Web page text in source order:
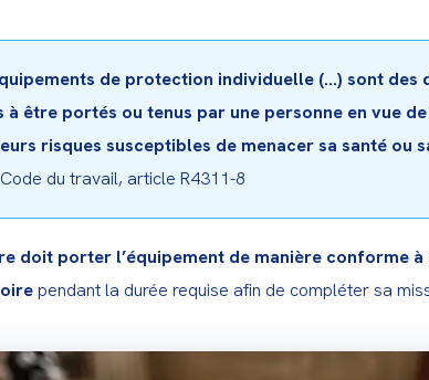
de protection individuelle (...) sont des
à être portés ou tenus par une personne en vue
risques susceptibles de menacer sa santé ou
du travail, article R4311-8
doit porter l’équipement de manière conforme
pendant la durée requise afin de compléter sa